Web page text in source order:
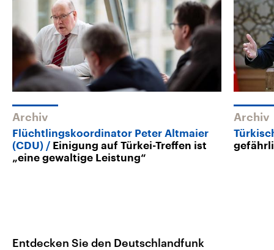
Archiv
Flüchtlingskoordinator Peter Altmaier
(CDU)
Einigung auf Türkei-Treffen ist
„eine gewaltige Leistung“
Archiv
Entdecken Sie den Deutschlandfunk